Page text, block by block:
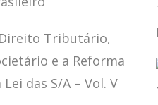
TRIBUTÁRIO
FUNDAMENTOS
DO DIREITO
TRIBUTÁRIO
BRASILEIRO